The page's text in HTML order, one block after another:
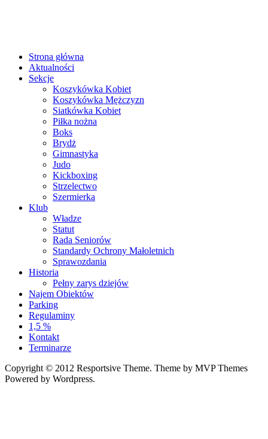
Strona główna
Aktualności
Sekcje
Koszykówka Kobiet
Koszykówka Mężczyzn
Siatkówka Kobiet
Piłka nożna
Boks
Brydż
Gimnastyka
Judo
Kickboxing
Strzelectwo
Szermierka
Klub
Władze
Statut
Rada Seniorów
Standardy Ochrony Małoletnich
Sprawozdania
Historia
Pełny zarys dziejów
Najem Obiektów
Parking
Regulaminy
1,5 %
Kontakt
Terminarze
Copyright © 2012 Resportsive Theme. Theme by MVP Themes
Powered by Wordpress.